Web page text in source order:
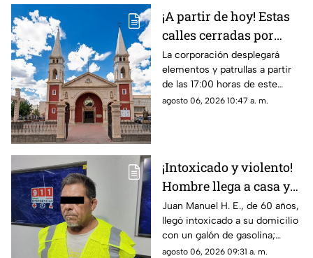
¡A partir de hoy! Estas
calles cerradas por
festejos en San
Lorenzo; mira las
cuáles serán las
desviaciones
La corporación desplegará
elementos y patrullas a partir
de las 17:00 horas de este
jueves para agilizar el tráfico
agosto 06, 2026 10:47 a. m.
¡Intoxicado y violento!
Hombre llega a casa y
rocía a su hija y esposa
con gasolina para
intentar matarlas
Juan Manuel H. E., de 60 años,
llegó intoxicado a su domicilio
con un galón de gasolina;
agentes de la DEVIFG lo
agosto 06, 2026 09:31 a. m.